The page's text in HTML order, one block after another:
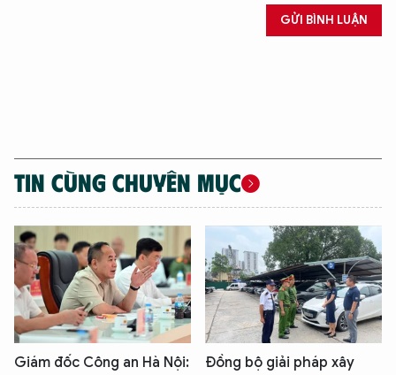
GỬI BÌNH LUẬN
TIN CÙNG CHUYÊN MỤC
Giám đốc Công an Hà Nội:
Đồng bộ giải pháp xây
Hãy hỏi tôi bất kỳ điều gì bạn cần biết về